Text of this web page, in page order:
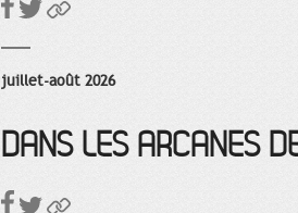
juillet-août 2026
DANS LES ARCANES